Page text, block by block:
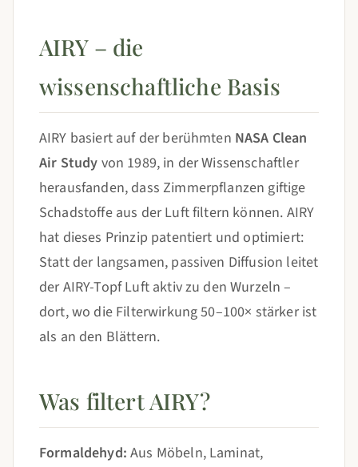
AIRY – die
wissenschaftliche Basis
AIRY basiert auf der berühmten NASA Clean
Air Study von 1989, in der Wissenschaftler
herausfanden, dass Zimmerpflanzen giftige
Schadstoffe aus der Luft filtern können. AIRY
hat dieses Prinzip patentiert und optimiert:
Statt der langsamen, passiven Diffusion leitet
der AIRY-Topf Luft aktiv zu den Wurzeln –
dort, wo die Filterwirkung 50–100× stärker ist
als an den Blättern.
Was filtert AIRY?
Formaldehyd: Aus Möbeln, Laminat,